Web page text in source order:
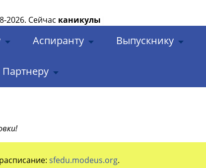
2026. Сейчас каникулы
Аспиранту Выпускнику
Партнеру
sfedu.modeus.org.